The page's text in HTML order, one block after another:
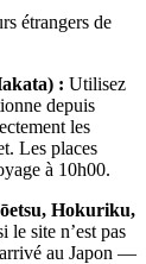
étrangers de
: Utilisez
depuis
les
Les places
à 10h00.
Hokuriku,
le site n’est pas
au Japon —